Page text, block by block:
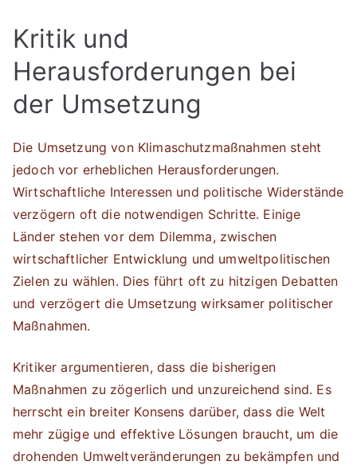
Kritik und
Herausforderungen bei
der Umsetzung
Die Umsetzung von Klimaschutzmaßnahmen steht
jedoch vor erheblichen Herausforderungen.
Wirtschaftliche Interessen und politische Widerstände
verzögern oft die notwendigen Schritte. Einige
Länder stehen vor dem Dilemma, zwischen
wirtschaftlicher Entwicklung und umweltpolitischen
Zielen zu wählen. Dies führt oft zu hitzigen Debatten
und verzögert die Umsetzung wirksamer politischer
Maßnahmen.
Kritiker argumentieren, dass die bisherigen
Maßnahmen zu zögerlich und unzureichend sind. Es
herrscht ein breiter Konsens darüber, dass die Welt
mehr zügige und effektive Lösungen braucht, um die
drohenden Umweltveränderungen zu bekämpfen und